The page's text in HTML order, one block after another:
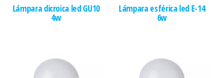
Lámpara dicroica led GU10
4w
Lámpara esférica led E-14
6w